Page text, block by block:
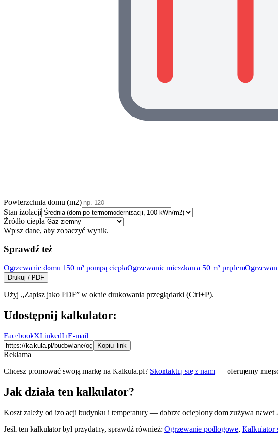
Powierzchnia domu (m2)
Stan izolacji
Źródło ciepła
Wpisz dane, aby zobaczyć wynik.
Sprawdź też
Ogrzewanie domu 150 m² pompą ciepłaOgrzewanie mieszkania 50 m² prądem
Drukuj / PDF
Użyj „Zapisz jako PDF” w oknie drukowania przeglądarki (Ctrl+P).
Udostępnij kalkulator:
FacebookXLinkedInE-mail
Kopiuj link
Reklama
Chcesz promować swoją markę na Kalkula.pl? Skontaktuj się z nami — oferujemy
Jak działa ten kalkulator?
Koszt zależy od izolacji budynku i temperatury — dobrze ocieplony dom zużywa nawet
Jeśli ten kalkulator był przydatny, sprawdź również: Ogrzewanie podłogowe, Kalkulator